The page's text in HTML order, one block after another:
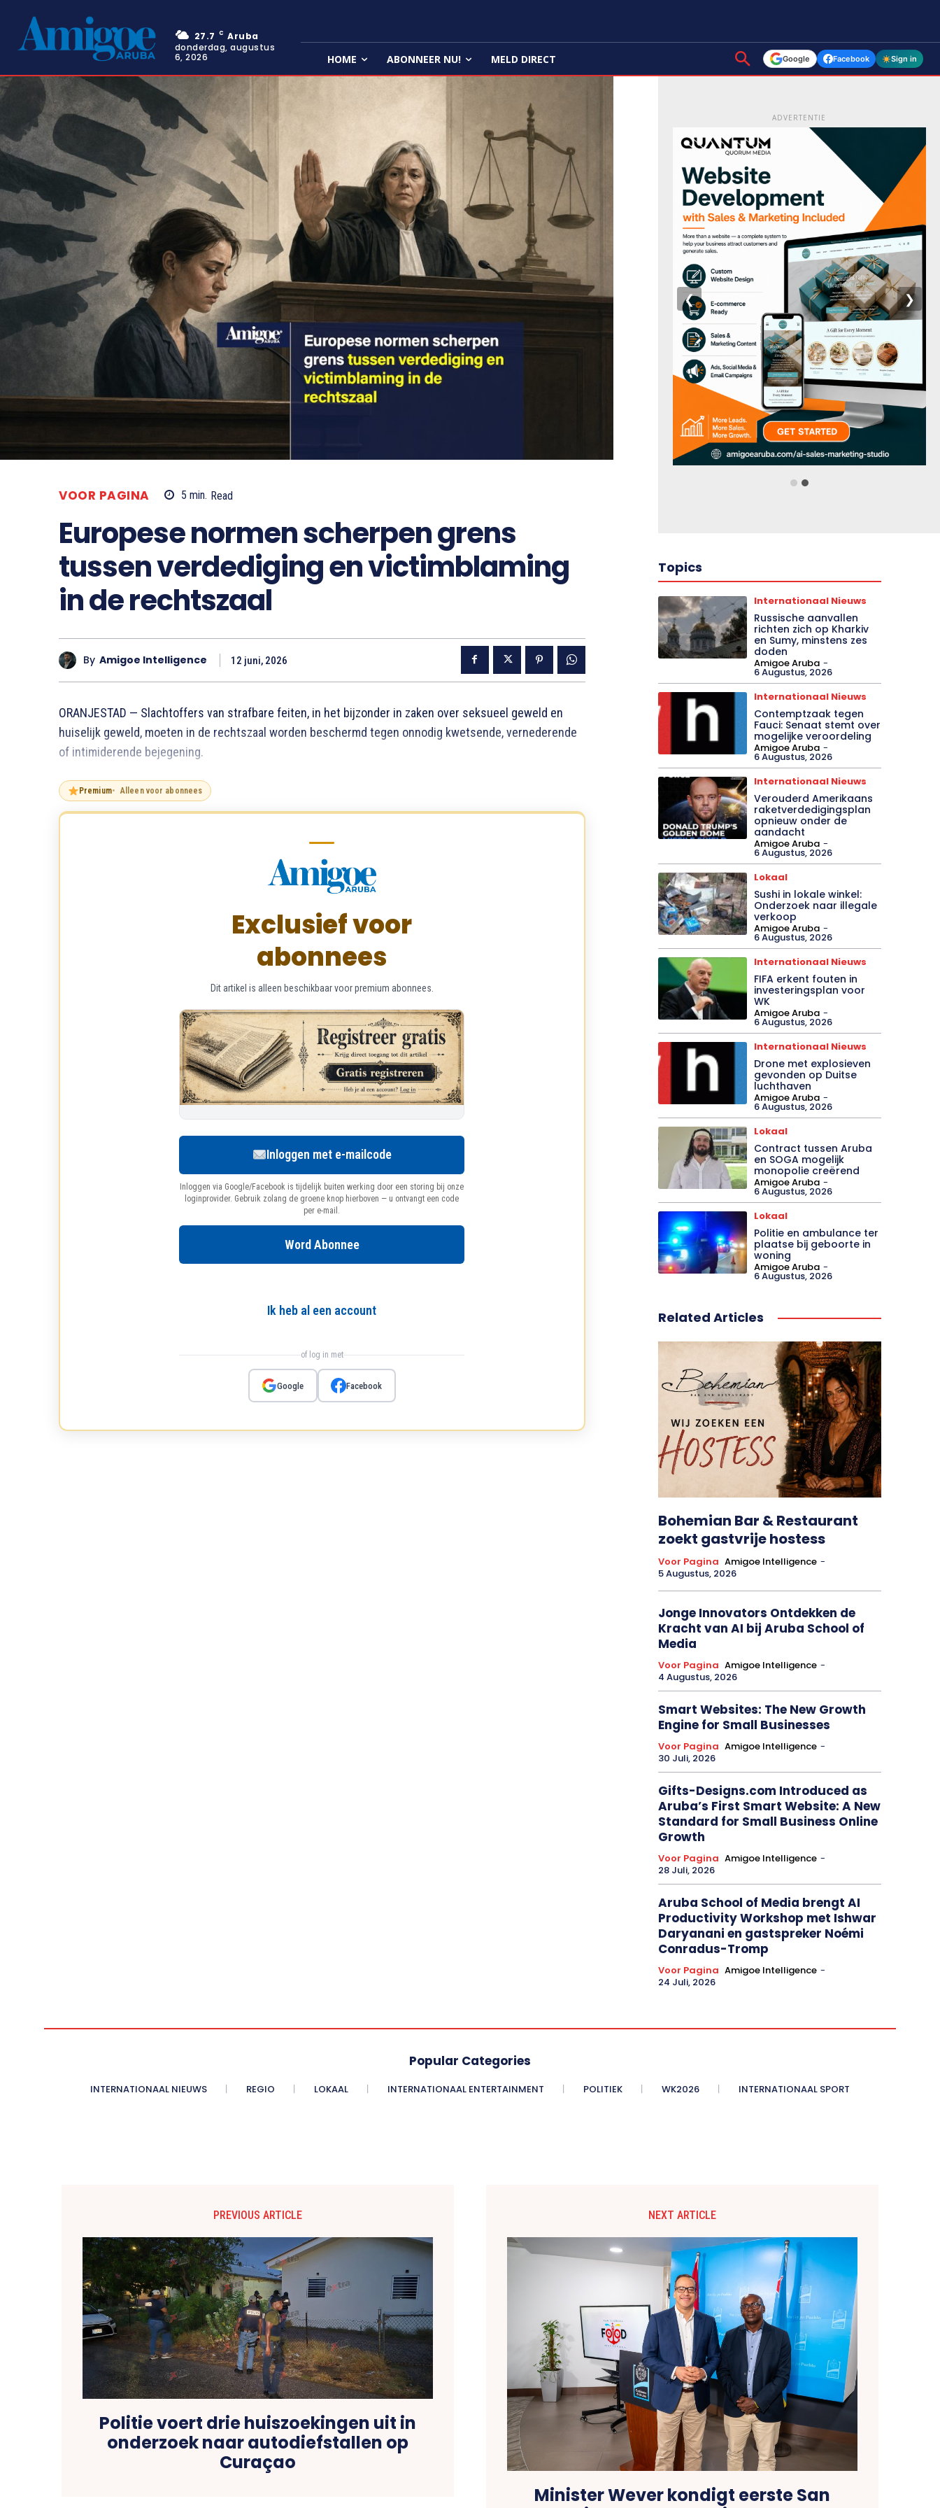
27.7 C Aruba
donderdag, augustus
6, 2026
HOME ABONNEER NU! MELD DIRECT Google Facebook Sign in
VOOR PAGINA 5 min. Read
Europese normen scherpen grens
tussen verdediging en victimblaming
in de rechtszaal
By Amigoe Intelligence 12 juni, 2026
ORANJESTAD — Slachtoffers van strafbare feiten, in het bijzonder in zaken over seksueel geweld en
huiselijk geweld, moeten in de rechtszaal worden beschermd tegen onnodig kwetsende, vernederende
of intimiderende bejegening.
Premium Alleen voor abonnees
Exclusief voor
abonnees
Dit artikel is alleen beschikbaar voor premium abonnees.
Inloggen met e-mailcode
Inloggen via Google/Facebook is tijdelijk buiten werking door een storing bij onze
loginprovider. Gebruik zolang de groene knop hierboven — u ontvangt een code
per e-mail.
Word Abonnee
Ik heb al een account
of log in met
Google Facebook
ADVERTENTIE
❮ ❯
Topics
Internationaal Nieuws
Russische aanvallen
richten zich op Kharkiv
en Sumy, minstens zes
doden
Amigoe Aruba -
6 Augustus, 2026
Internationaal Nieuws
Contemptzaak tegen
Fauci: Senaat stemt over
mogelijke veroordeling
Amigoe Aruba -
6 Augustus, 2026
Internationaal Nieuws
Verouderd Amerikaans
raketverdedigingsplan
opnieuw onder de
aandacht
Amigoe Aruba -
6 Augustus, 2026
Lokaal
Sushi in lokale winkel:
Onderzoek naar illegale
verkoop
Amigoe Aruba -
6 Augustus, 2026
Internationaal Nieuws
FIFA erkent fouten in
investeringsplan voor
WK
Amigoe Aruba -
6 Augustus, 2026
Internationaal Nieuws
Drone met explosieven
gevonden op Duitse
luchthaven
Amigoe Aruba -
6 Augustus, 2026
Lokaal
Contract tussen Aruba
en SOGA mogelijk
monopolie creërend
Amigoe Aruba -
6 Augustus, 2026
Lokaal
Politie en ambulance ter
plaatse bij geboorte in
woning
Amigoe Aruba -
6 Augustus, 2026
Related Articles
Bohemian Bar & Restaurant
zoekt gastvrije hostess
Voor Pagina Amigoe Intelligence -
5 Augustus, 2026
Jonge Innovators Ontdekken de
Kracht van AI bij Aruba School of
Media
Voor Pagina Amigoe Intelligence -
4 Augustus, 2026
Smart Websites: The New Growth
Engine for Small Businesses
Voor Pagina Amigoe Intelligence -
30 Juli, 2026
Gifts-Designs.com Introduced as
Aruba’s First Smart Website: A New
Standard for Small Business Online
Growth
Voor Pagina Amigoe Intelligence -
28 Juli, 2026
Aruba School of Media brengt AI
Productivity Workshop met Ishwar
Daryanani en gastspreker Noémi
Conradus-Tromp
Voor Pagina Amigoe Intelligence -
24 Juli, 2026
Popular Categories
INTERNATIONAAL NIEUWS REGIO LOKAAL INTERNATIONAAL ENTERTAINMENT POLITIEK WK2026 INTERNATIONAAL SPORT
PREVIOUS ARTICLE
Politie voert drie huiszoekingen uit in
onderzoek naar autodiefstallen op
Curaçao
NEXT ARTICLE
Minister Wever kondigt eerste San